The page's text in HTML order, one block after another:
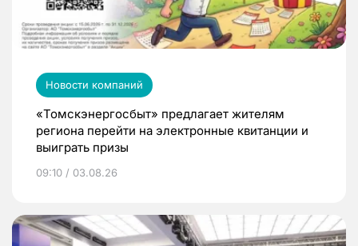
Новости компаний
«Томскэнергосбыт» предлагает жителям
региона перейти на электронные квитанции и
выиграть призы
09:10 / 03.08.26